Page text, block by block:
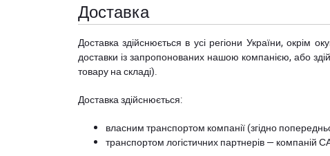
Доставка
Доставка здійснюється в усі регіони України, окрім
доставки із запропонованих нашою компанією, або
товару на складі).
Доставка здійснюється:
власним транспортом компанії (згідно
транспортом логістичних партнерів — компаній